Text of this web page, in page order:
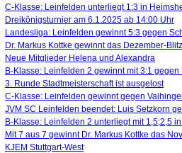
C-Klasse: Leinfelden unterliegt 1:3 in
Dreikönigsturnier am 6.1.2025 ab 14:00 Uhr
Landesliga: Leinfelden gewinnt 5:3 gegen
Dr. Markus Kottke gewinnt das Dezember-
Neue Mitglieder Helena und Alexandra
B-Klasse: Leinfelden 2 gewinnt mit 3:1
3. Runde Stadtmeisterschaft ist ausgelost
C-Klasse: Leinfelden gewinnt gegen
JVM SC Leinfelden beendet: Luis Setzkorn
B-Klasse: Leinfelden 2 unterliegt mit 1,5;2,5
Mit 7 aus 7 gewinnt Dr. Markus Kottke das
KJEM Stuttgart-West